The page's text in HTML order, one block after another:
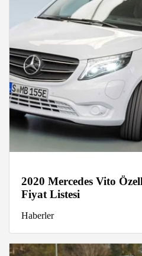
2020 Mercedes Vito
Fiyat Listesi
Haberler